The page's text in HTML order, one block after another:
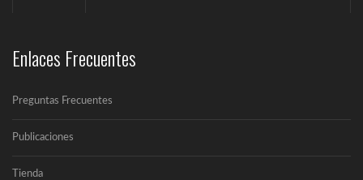
Un LED (Lighting Emitting Diode) es un...
Enlaces Frecuentes
Preguntas Frecuentes
Publicaciones
Tienda